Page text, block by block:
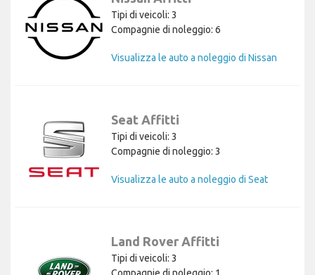
Tipi di veicoli: 3
Compagnie di noleggio: 6
Visualizza le auto a noleggio di Nissan
Seat Affitti
Tipi di veicoli: 3
Compagnie di noleggio: 3
Visualizza le auto a noleggio di Seat
Land Rover Affitti
Tipi di veicoli: 3
Compagnie di noleggio: 1